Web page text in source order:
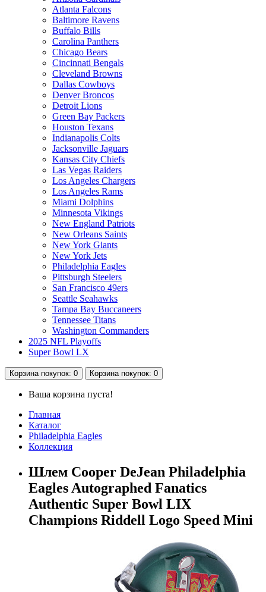
Atlanta Falcons
Baltimore Ravens
Buffalo Bills
Carolina Panthers
Chicago Bears
Cincinnati Bengals
Cleveland Browns
Dallas Cowboys
Denver Broncos
Detroit Lions
Green Bay Packers
Houston Texans
Indianapolis Colts
Jacksonville Jaguars
Kansas City Chiefs
Las Vegas Raiders
Los Angeles Chargers
Los Angeles Rams
Miami Dolphins
Minnesota Vikings
New England Patriots
New Orleans Saints
New York Giants
New York Jets
Philadelphia Eagles
Pittsburgh Steelers
San Francisco 49ers
Seattle Seahawks
Tampa Bay Buccaneers
Tennessee Titans
Washington Commanders
2025 NFL Playoffs
Super Bowl LX
Корзина покупок: 0 Корзина покупок: 0
Ваша корзина пуста!
Главная
Каталог
Philadelphia Eagles
Коллекция
Шлем Cooper DeJean Philadelphia
Eagles Autographed Fanatics
Authentic Super Bowl LIX
Champions Riddell Logo Speed Mini